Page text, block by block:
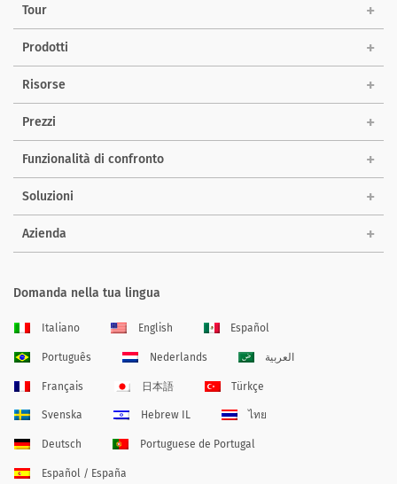
Tour
Prodotti
Risorse
Prezzi
Funzionalità di confronto
Soluzioni
Azienda
Domanda nella tua lingua
Italiano English Español
Português Nederlands العربية
Français 日本語 Türkçe
Svenska Hebrew IL ไทย
Deutsch Portuguese de Portugal
Español / España